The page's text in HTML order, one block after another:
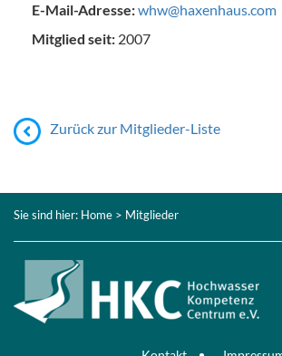
E-Mail-Adresse:whw@haxenhaus.com
Mitglied seit: 2007
Zurück zur Mitglieder-Liste
Sie sind hier: Home > Mitglieder